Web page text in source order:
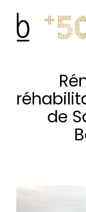
de